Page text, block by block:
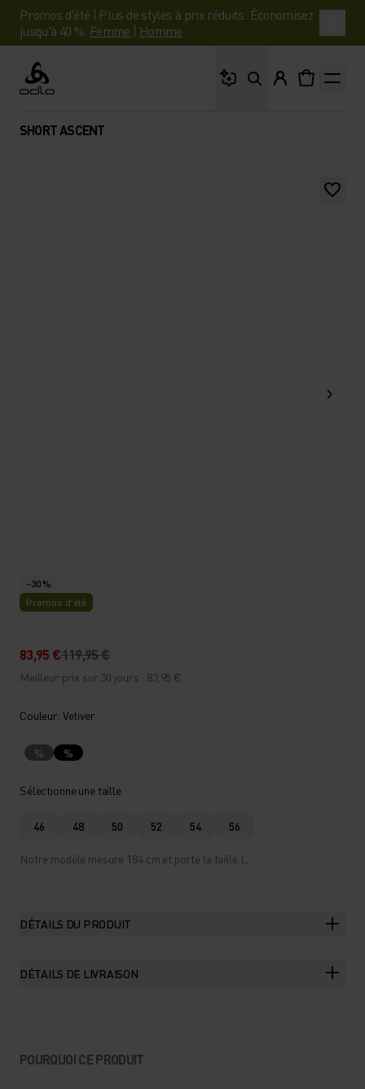
Promos d'été | Plus de styles à prix réduits. Économisez
jusqu'à 40 %. Femme | Homme
Odlo
SHORT ASCENT
-30 %
Promos d’été
83,95 €119,95 €
Meilleur prix sur 30 jours : 83,95 €
Couleur: Vetiver
% %
Sélectionne une taille
46 48 50 52 54 56
Notre modèle mesure 184 cm et porte la taille L.
DÉTAILS DU PRODUIT
DÉTAILS DE LIVRAISON
POURQUOI CE PRODUIT